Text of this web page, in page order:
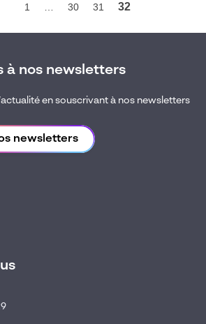
1 30 31 32
à nos newsletters
en souscrivant à nos newsletters
newsletters